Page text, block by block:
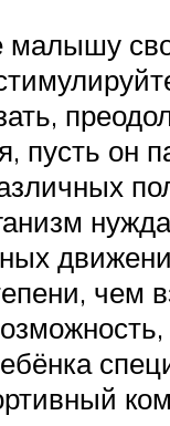
малышу
пусть он
чем